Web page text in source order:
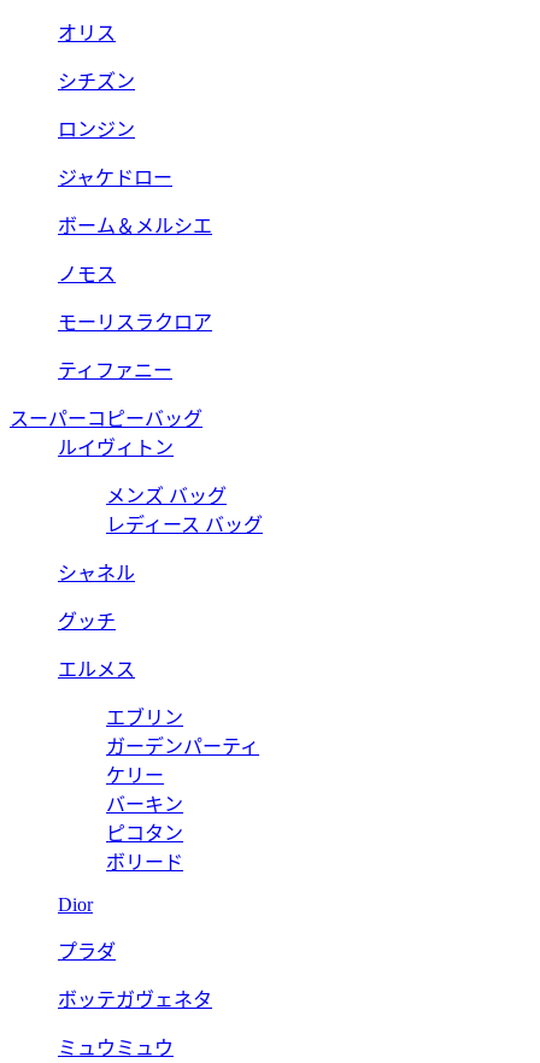
オリス
シチズン
ロンジン
ジャケドロー
ボーム＆メルシエ
ノモス
モーリスラクロア
ティファニー
スーパーコピーバッグ
ルイヴィトン
メンズ バッグ
レディース バッグ
シャネル
グッチ
エルメス
エブリン
ガーデンパーティ
ケリー
バーキン
ピコタン
ボリード
Dior
プラダ
ボッテガヴェネタ
ミュウミュウ